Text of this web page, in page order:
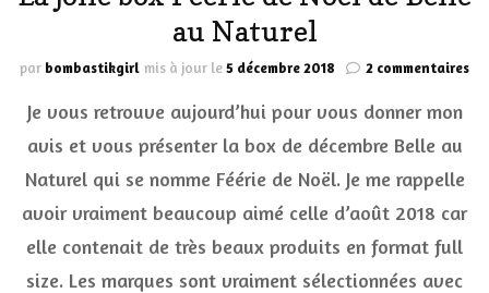
au Naturel
par bombastikgirl mis à jour le5 décembre 2018 2 commentairessur
Je vous retrouve aujourd’hui pour vous donner mon
avis et vous présenter la box de décembre Belle au
Naturel qui se nomme Féérie de Noël. Je me rappelle
avoir vraiment beaucoup aimé celle d’août 2018 car
elle contenait de très beaux produits en format full
size. Les marques sont vraiment sélectionnées avec